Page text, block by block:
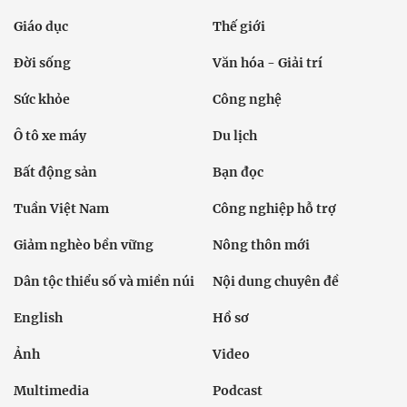
Giáo dục Thế giới
Đời sống Văn hóa - Giải trí
Sức khỏe Công nghệ
Ô tô xe máy Du lịch
Bất động sản Bạn đọc
Tuần Việt Nam Công nghiệp hỗ trợ
Giảm nghèo bền vững Nông thôn mới
Dân tộc thiểu số và miền núi Nội dung chuyên đề
English Hồ sơ
Ảnh Video
Multimedia Podcast